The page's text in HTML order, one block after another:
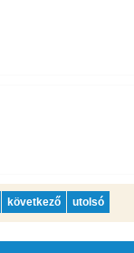
következő utolsó